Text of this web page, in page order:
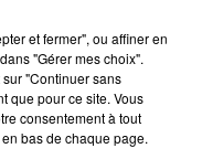
NORD
et fermer", ou affiner en
"Gérer mes choix".
"Continuer sans
que pour ce site. Vous
consentement à tout
bas de chaque page.